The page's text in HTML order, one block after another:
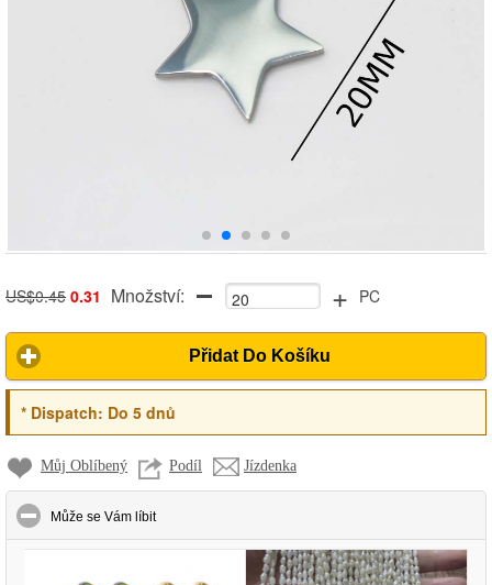
US$0.45 0.31 Množství: + PC
Přidat Do Košíku
*Dispatch: Do 5 dnů
Můj Oblíbený Podíl Jízdenka
Může se Vám líbitclick to collapse contents